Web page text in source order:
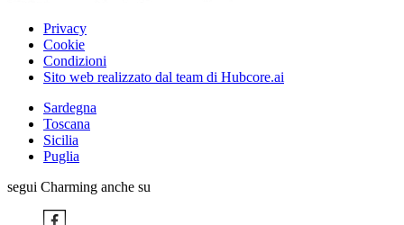
Privacy
Cookie
Condizioni
Sito web realizzato dal team di Hubcore.ai
Sardegna
Toscana
Sicilia
Puglia
segui Charming anche su